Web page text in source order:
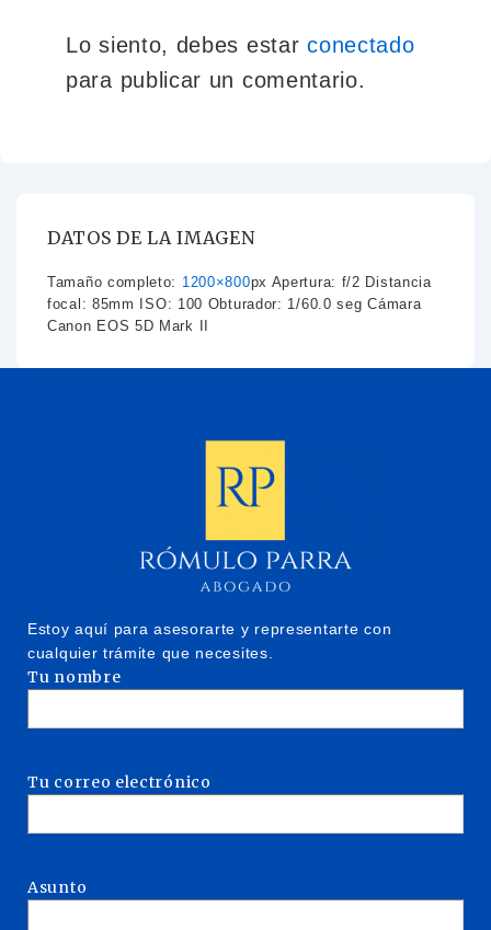
Lo siento, debes estarconectado
para publicar un comentario.
DATOS DE LA IMAGEN
Tamaño completo: 1200×800px Apertura: f/2 Distancia
focal: 85mm
ISO: 100 Obturador: 1/60.0 segCámara
Canon EOS 5D Mark II
Estoy aquí para asesorarte y representarte con
cualquier trámite que necesites.
Tu nombre
Tu correo electrónico
Asunto